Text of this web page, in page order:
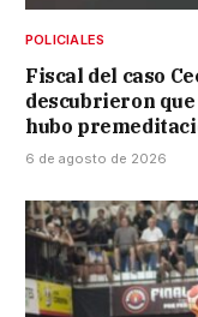
POLICIALES
Fiscal del caso
descubrieron
hubo
6 de agosto de 2026